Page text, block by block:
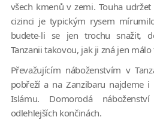
všech kmenů v zemi. Touha
cizinci je typickým rysem
budete-li se jen trochu snažit,
Tanzanii takovou, jak ji zná jen
Převažujícím náboženstvím v
pobřeží a na Zanzibaru najdeme
Islámu. Domorodá
odlehlejších končinách.